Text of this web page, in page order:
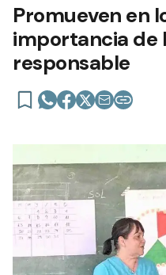
Promueven en
importancia de
responsable